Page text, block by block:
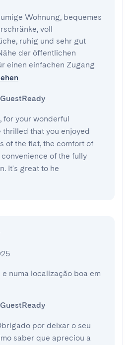
Wohnung, bequemes
voll
ruhig und sehr gut
der öffentlichen
einen einfachen Zugang
for your wonderful
that you enjoyed
of the flat, the comfort of
of the fully
It's great to he
numa localização boa em
por deixar o seu
saber que apreciou a